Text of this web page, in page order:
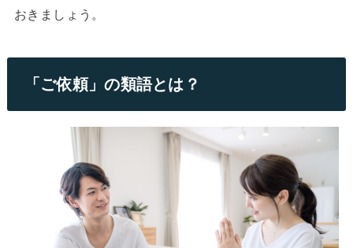
おきましょう。
「ご依頼」の類語とは？